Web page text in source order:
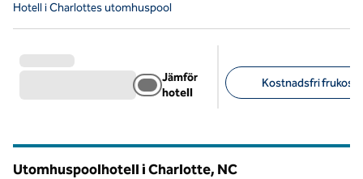
Hotell i Charlottes utomhuspool
Jämför
hotell
Kostnadsfri frukost
Utomhuspoolhotell i Charlotte, NC